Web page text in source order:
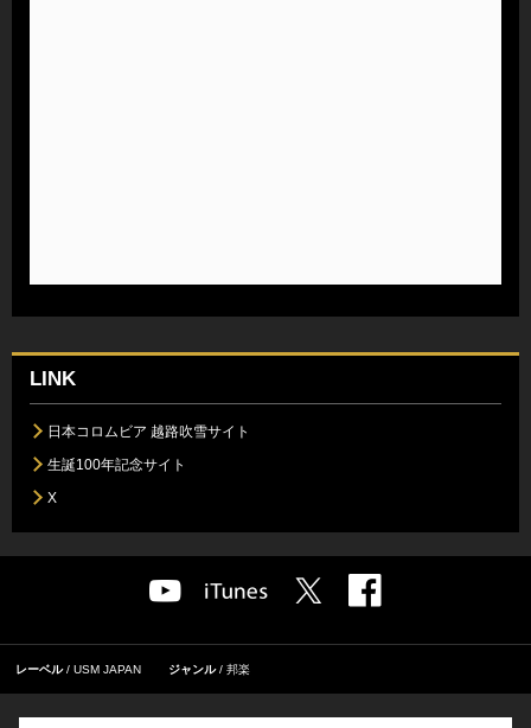
LINK
日本コロムビア 越路吹雪サイト
生誕100年記念サイト
X
レーベル USM JAPAN ジャンル 邦楽